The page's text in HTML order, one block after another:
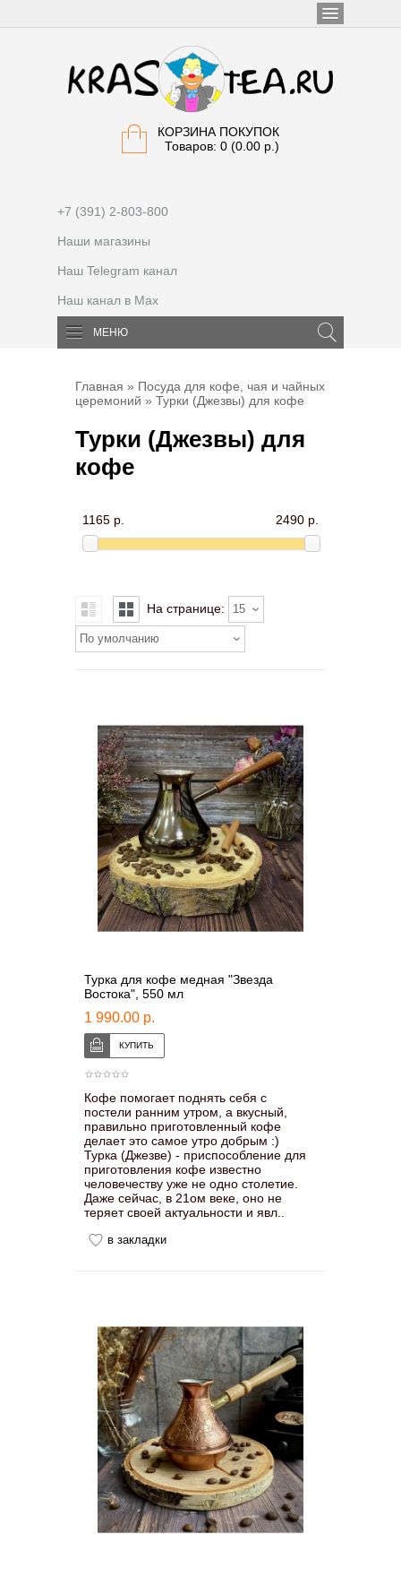
КОРЗИНА ПОКУПОК
Товаров: 0 (0.00 р.)
+7 (391) 2-803-800
Наши магазины
Наш Telegram канал
Наш канал в Max
МЕНЮ
Главная » Посуда для кофе, чая и чайных
церемоний » Турки (Джезвы) для кофе
Турки (Джезвы) для
кофе
1165 р. 2490 р.
На странице: 15
По умолчанию
Турка для кофе медная "Звезда
Востока", 550 мл
1 990.00 р.
Кофе помогает поднять себя с
постели ранним утром, а вкусный,
правильно приготовленный кофе
делает это самое утро добрым :)
Турка (Джезве) - приспособление для
приготовления кофе известно
человечеству уже не одно столетие.
Даже сейчас, в 21ом веке, оно не
теряет своей актуальности и явл..
в закладки